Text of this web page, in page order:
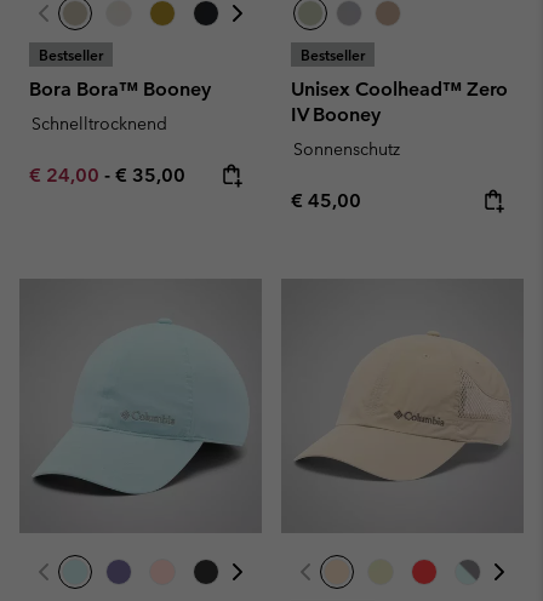
Bestseller
Bora Bora™ Booney
Schnelltrocknend
Minimum sale price:
€ 24,00 - Maximum price:
€ 35,00
Bestseller
Unisex Coolhead™ Zero
IV Booney
Sonnenschutz
Regular price:
€ 45,00